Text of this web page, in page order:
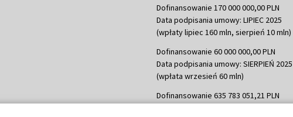
Dofinansowanie 170 000 000,00 PLN
Data podpisania umowy: LIPIEC 2025
(wpłaty lipiec 160 mln, sierpień 10 mln)
Dofinansowanie 60 000 000,00 PLN
Data podpisania umowy: SIERPIEŃ 2025
(wpłata wrzesień 60 mln)
Dofinansowanie 635 783 051,21 PLN